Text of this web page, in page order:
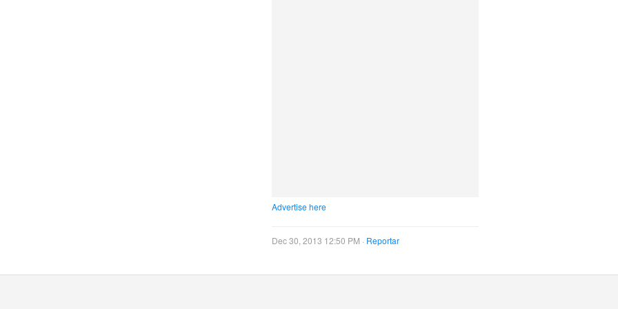
Advertise here
Dec 30, 2013 12:50 PM · Reportar